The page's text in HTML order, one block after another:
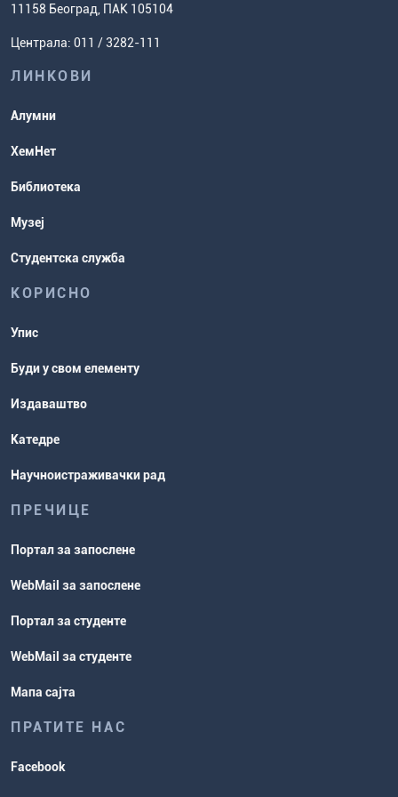
(ЕСПБ)
Усавршавање за наставнике
Повереник за равноправност
Студентске организације
рокови
испита
11158 Београд, ПАК 105104
Централа: 011 / 3282-111
ЛИНКОВИ
Алумни
ХемНет
Библиотека
Музеј
Студентска служба
КОРИСНО
Упис
Буди у свом елементу
Издаваштво
Катедре
Научноистраживачки рад
ПРЕЧИЦЕ
Портал за запослене
WebMail за запослене
Портал за студенте
WebMail за студенте
Мапа сајта
ПРАТИТЕ НАС
Facebook